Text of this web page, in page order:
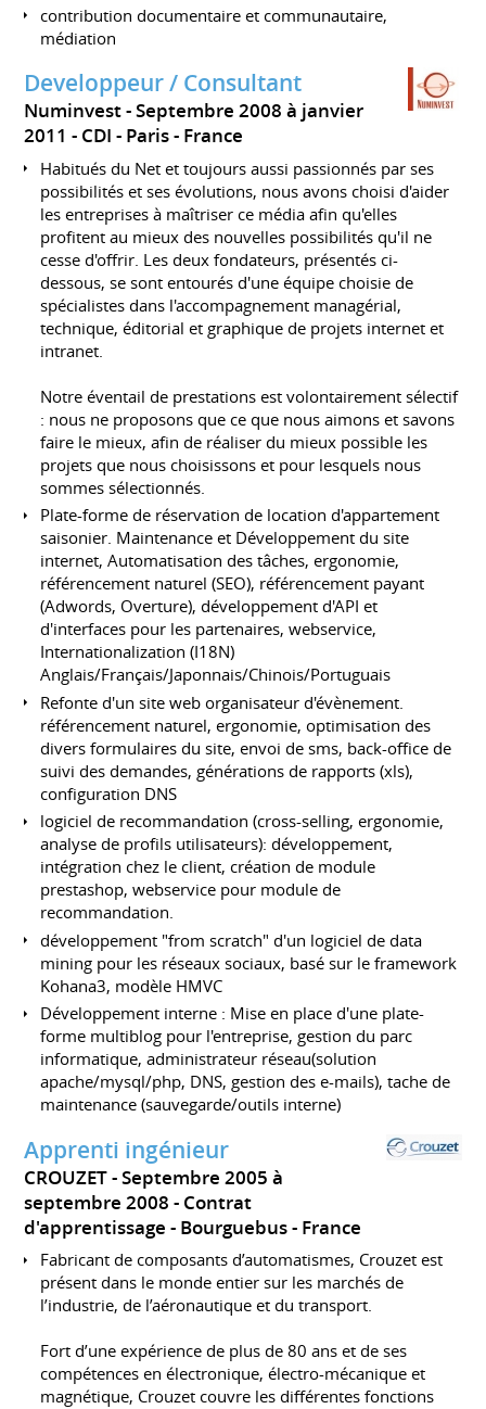
contribution documentaire et communautaire,
médiation
Developpeur / Consultant
Numinvest
Septembre 2008 à janvier
2011 CDI Paris France
Habitués du Net et toujours aussi passionnés par ses
possibilités et ses évolutions, nous avons choisi d'aider
les entreprises à maîtriser ce média afin qu'elles
profitent au mieux des nouvelles possibilités qu'il ne
cesse d'offrir. Les deux fondateurs, présentés ci-
dessous, se sont entourés d'une équipe choisie de
spécialistes dans l'accompagnement managérial,
technique, éditorial et graphique de projets internet et
intranet.
Notre éventail de prestations est volontairement sélectif
: nous ne proposons que ce que nous aimons et savons
faire le mieux, afin de réaliser du mieux possible les
projets que nous choisissons et pour lesquels nous
sommes sélectionnés.
Plate-forme de réservation de location d'appartement
saisonier. Maintenance et Développement du site
internet, Automatisation des tâches, ergonomie,
référencement naturel (SEO), référencement payant
(Adwords, Overture), développement d'API et
d'interfaces pour les partenaires, webservice,
Internationalization (I18N)
Anglais/Français/Japonnais/Chinois/Portuguais
Refonte d'un site web organisateur d'évènement.
référencement naturel, ergonomie, optimisation des
divers formulaires du site, envoi de sms, back-office de
suivi des demandes, générations de rapports (xls),
configuration DNS
logiciel de recommandation (cross-selling, ergonomie,
analyse de profils utilisateurs): développement,
intégration chez le client, création de module
prestashop, webservice pour module de
recommandation.
développement "from scratch" d'un logiciel de data
mining pour les réseaux sociaux, basé sur le framework
Kohana3, modèle HMVC
Développement interne : Mise en place d'une plate-
forme multiblog pour l'entreprise, gestion du parc
informatique, administrateur réseau(solution
apache/mysql/php, DNS, gestion des e-mails), tache de
maintenance (sauvegarde/outils interne)
Apprenti ingénieur
CROUZET
Septembre 2005 à
septembre 2008 Contrat
d'apprentissage
Bourguebus France
Fabricant de composants d’automatismes, Crouzet est
présent dans le monde entier sur les marchés de
l’industrie, de l’aéronautique et du transport.
Fort d’une expérience de plus de 80 ans et de ses
compétences en électronique, électro-mécanique et
magnétique, Crouzet couvre les différentes fonctions